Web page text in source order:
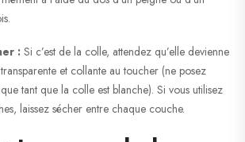
: Si c’est de la colle, attendez qu’elle devienne
et collante au toucher (ne posez
tant que la colle est blanche). Si vous utilisez
laissez sécher entre chaque couche.